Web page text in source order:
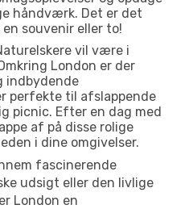
håndværk. Det er det
souvenir eller to!
vil være i
London er der
indbydende
perfekte til afslappende
picnic. Efter en dag med
af på disse rolige
i dine omgivelser.
fascinerende
udsigt eller den livlige
London en